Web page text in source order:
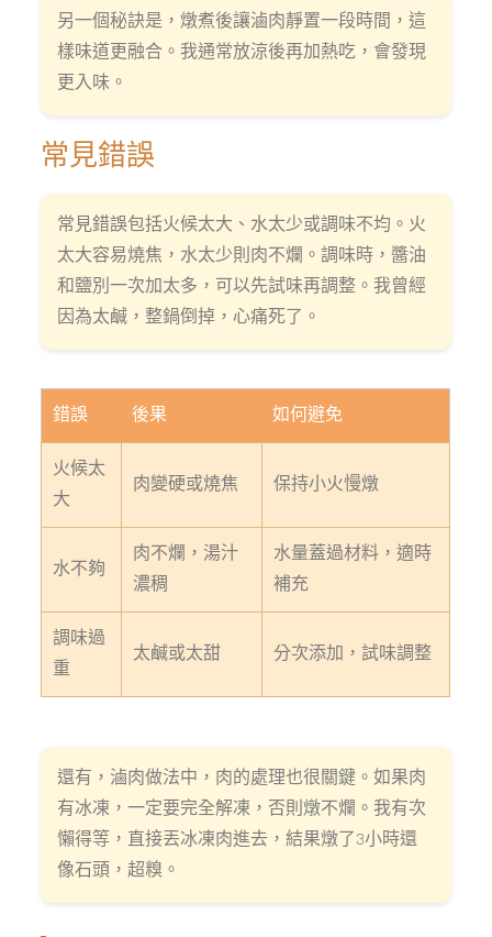
另一個秘訣是，燉煮後讓滷肉靜置一段時間，這
樣味道更融合。我通常放涼後再加熱吃，會發現
更入味。
常見錯誤
常見錯誤包括火候太大、水太少或調味不均。火
太大容易燒焦，水太少則肉不爛。調味時，醬油
和鹽別一次加太多，可以先試味再調整。我曾經
因為太鹹，整鍋倒掉，心痛死了。
錯誤 後果 如何避免
火候太
大
肉變硬或燒焦 保持小火慢燉
水不夠
肉不爛，湯汁
濃稠
水量蓋過材料，適時
補充
調味過
重
太鹹或太甜 分次添加，試味調整
還有，滷肉做法中，肉的處理也很關鍵。如果肉
有冰凍，一定要完全解凍，否則燉不爛。我有次
懶得等，直接丟冰凍肉進去，結果燉了3小時還
像石頭，超糗。